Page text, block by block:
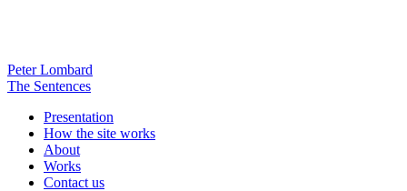
Peter Lombard
The Sentences
Presentation
How the site works
About
Works
Contact us